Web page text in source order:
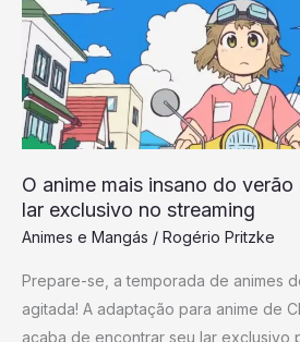
O anime mais insano do
lar exclusivo no streaming
Animes e Mangás / Rogério Pritzke
Prepare-se, a temporada de animes
agitada! A adaptação para anime de
acaba de encontrar seu lar exclusivo
do
verão
de
2025
encontra
exclusivo